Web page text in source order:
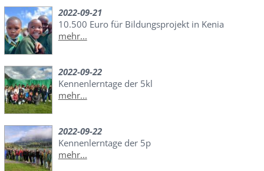
2022-09-21
10.500 Euro für Bildungsprojekt in Kenia
mehr...
2022-09-22
Kennenlerntage der 5kl
mehr...
2022-09-22
Kennenlerntage der 5p
mehr...